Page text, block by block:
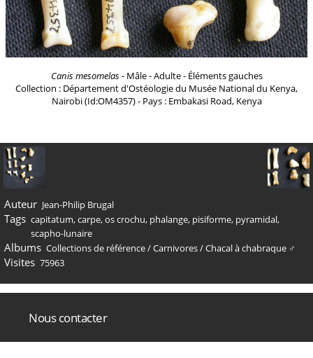
Canis mesomelas- Mâle - Adulte - Éléments gauches
Collection : Département d'Ostéologie du Musée National du Kenya,
Nairobi (Id:OM4357) - Pays : Embakasi Road, Kenya
Auteur Jean-Philip Brugal
Tags capitatum,carpe,os crochu, phalange, pisiforme, pyramidal,
scapho-lunaire
Albums Collections de référence/Carnivores/Chacal à chabraque ♂
Visites 75963
Nous contacter